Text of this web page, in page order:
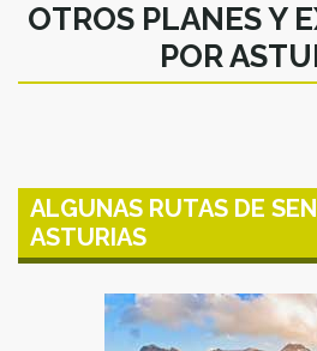
OTROS PLANES Y
POR
ALGUNAS RUTAS DE
ASTURIAS